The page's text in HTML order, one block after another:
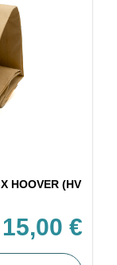
HOOVER (HV
15,00 €